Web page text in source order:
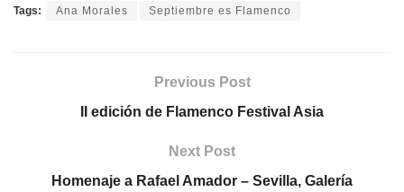
Tags: Ana Morales Septiembre es Flamenco
Previous Post
II edición de Flamenco Festival Asia
Next Post
Homenaje a Rafael Amador – Sevilla, Galería